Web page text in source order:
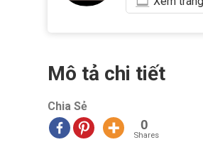
Mô tả chi tiết
Chia Sẻ
0
Shares